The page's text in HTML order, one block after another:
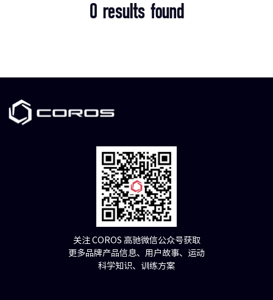
0 results found
关注 COROS 高驰微信公众号获取
更多品牌产品信息、用户故事、运动
科学知识、训练方案